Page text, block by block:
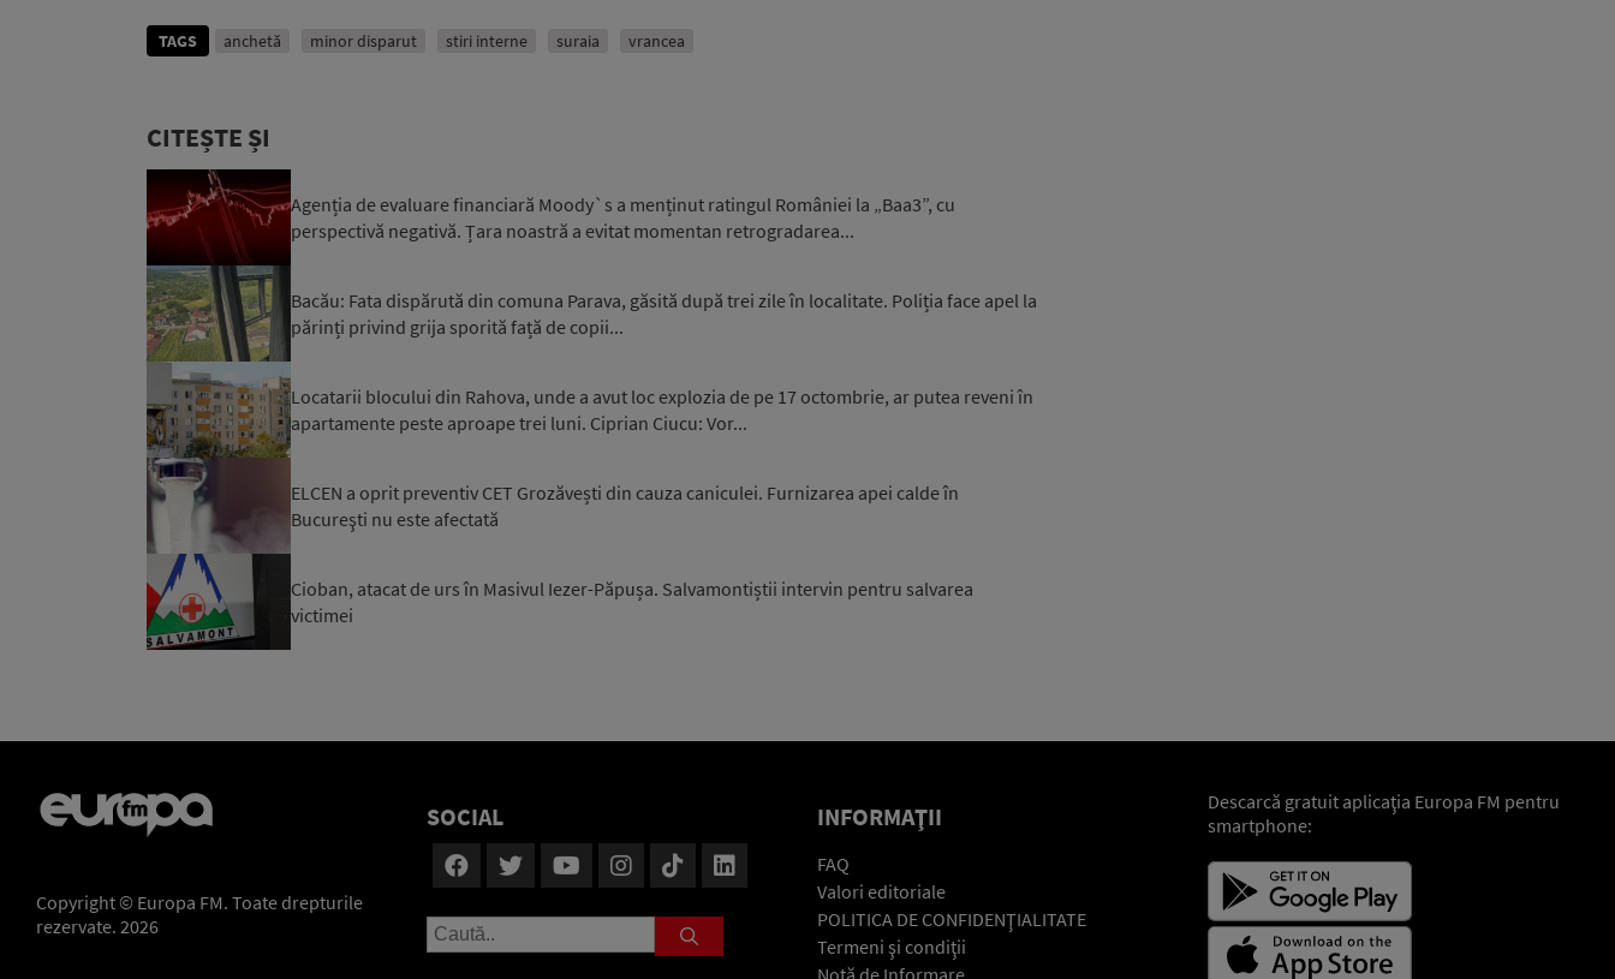
TAGS anchetă minor disparut stiri interne suraia vrancea
CITEȘTE ȘI
Agenția de evaluare financiară Moody`s a menținut ratingul României la „Baa3”, cu
perspectivă negativă. Țara noastră a evitat momentan retrogradarea...
Bacău: Fata dispărută din comuna Parava, găsită după trei zile în localitate. Poliția face apel la
părinți privind grija sporită față de copii...
Locatarii blocului din Rahova, unde a avut loc explozia de pe 17 octombrie, ar putea reveni în
apartamente peste aproape trei luni. Ciprian Ciucu: Vor...
ELCEN a oprit preventiv CET Grozăvești din cauza caniculei. Furnizarea apei calde în
Bucureşti nu este afectată
Cioban, atacat de urs în Masivul Iezer-Păpușa. Salvamontiștii intervin pentru salvarea
victimei
Copyright © Europa FM. Toate drepturile
rezervate. 2026
SOCIAL INFORMAŢII
FAQ
Valori editoriale
POLITICA DE CONFIDENŢIALITATE
Termeni şi condiţii
Notă de Informare
Descarcă gratuit aplicaţia Europa FM pentru
smartphone: